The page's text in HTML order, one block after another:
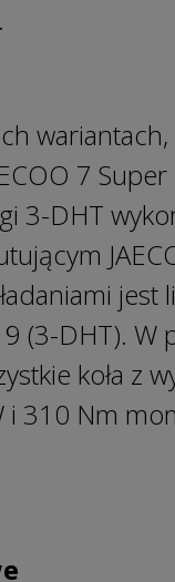
7
3-DHT
(3-DHT).
koła z
i 310 Nm